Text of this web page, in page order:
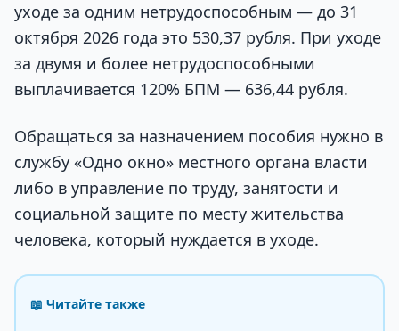
уходе за одним нетрудоспособным — до 31
октября 2026 года это 530,37 рубля. При уходе
за двумя и более нетрудоспособными
выплачивается 120% БПМ — 636,44 рубля.
Обращаться за назначением пособия нужно в
службу «Одно окно» местного органа власти
либо в управление по труду, занятости и
социальной защите по месту жительства
человека, который нуждается в уходе.
📖 Читайте также